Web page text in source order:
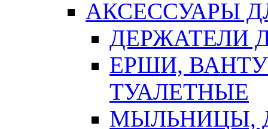
АКСЕССУАРЫ
ДЕРЖАТЕЛИ
ЕРШИ,
ТУАЛЕТНЫЕ
МЫЛЬНИЦЫ,